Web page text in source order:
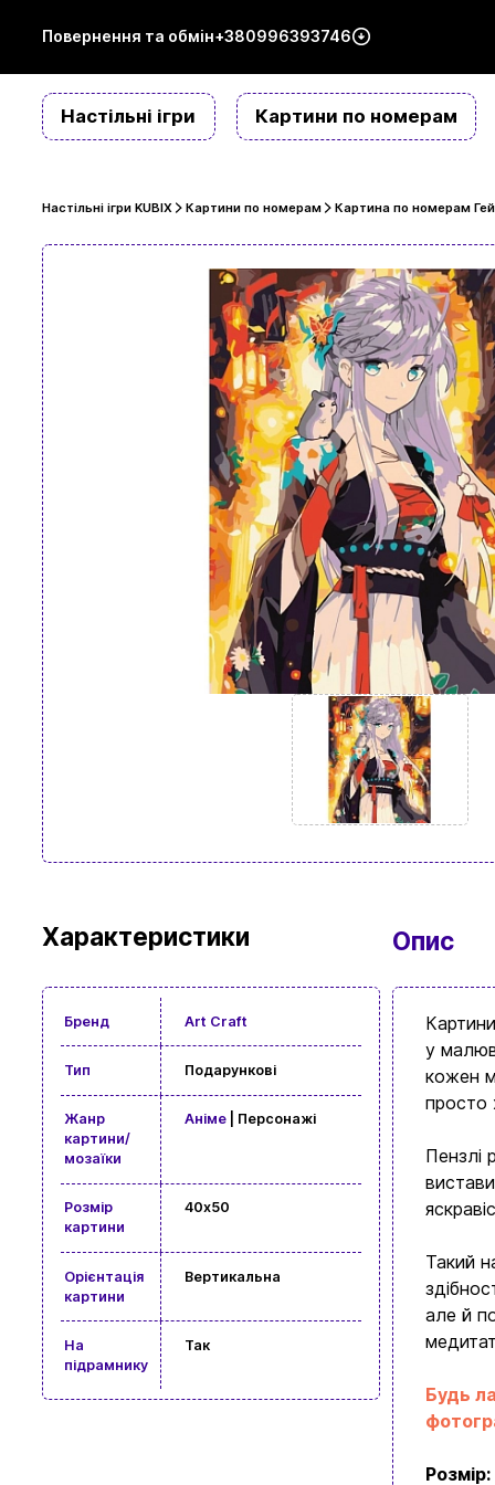
Повернення та обмін+380996393746
Настільні ігри Картини по номерам
Настільні ігри KUBIX Картини по номерам Картина по номерам
Характеристики
Бренд Art Craft
Тип Подарункові
Жанр
картини/
мозаїки
Аніме| Персонажі
Розмір
картини
40x50
Орієнтація
картини
Вертикальна
На
підрамнику
Так
Опис
у
кожен
просто
Пензлі
Такий
але й
Будь
Розмір: